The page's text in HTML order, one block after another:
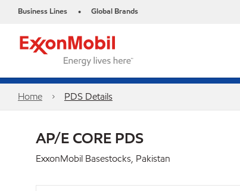
Business Lines • Global Brands
Home PDS Details
AP/E CORE PDS
ExxonMobil Basestocks, Pakistan